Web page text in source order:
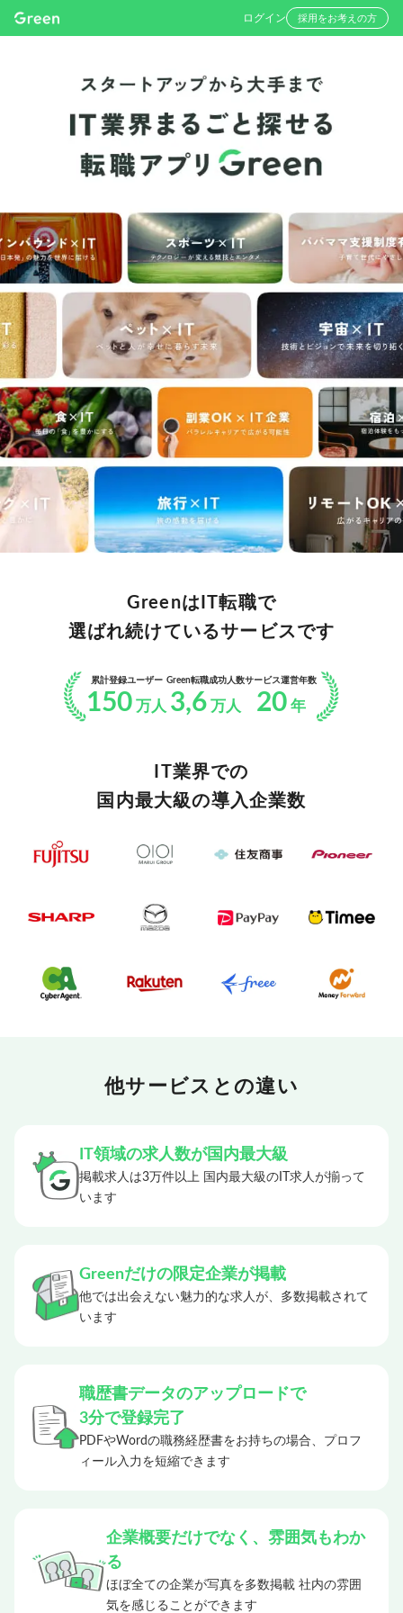
ログイン 採用をお考えの方
GreenはIT転職で
選ばれ続けているサービスです
累計登録ユーザー
150 万人
Green転職成功人数
3,6 万人
サービス運営年数
20 年
IT業界での
国内最大級の導入企業数
他サービスとの違い
IT領域の求人数が国内最大級
掲載求人は3万件以上 国内最大級のIT求人が揃って
います
Greenだけの限定企業が掲載
他では出会えない魅力的な求人が、多数掲載されて
います
職歴書データのアップロードで
3分で登録完了
PDFやWordの職務経歴書をお持ちの場合、プロフ
ィール入力を短縮できます
企業概要だけでなく、雰囲気もわか
る
ほぼ全ての企業が写真を多数掲載 社内の雰囲
気を感じることができます